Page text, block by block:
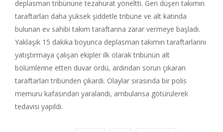
deplasman tribününe tezahürat yöneltti. Geri düşen takımın
taraftarları daha yüksek şiddetle tribüne ve alt katında
bulunan ev sahibi takım taraftarına zarar vermeye başladı.
Yaklaşık 15 dakika boyunca deplasman takımın taraftarlarını
yatıştırmaya çalışan ekipler ilk olarak tribünün alt
bölümlerine etten duvar ördü, ardından sorun çıkaran
taraftarları tribünden çıkardı. Olaylar sırasında bir polis
memuru kafasından yaralandı, ambulansa götürülerek
tedavisi yapıldı.